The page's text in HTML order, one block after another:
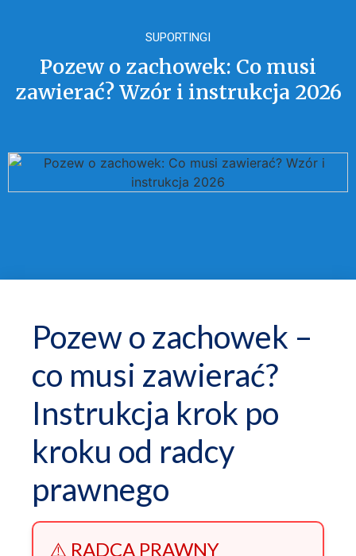
SUPORTINGI
Pozew o zachowek: Co musi
zawierać? Wzór i instrukcja 2026
Pozew o zachowek –
co musi zawierać?
Instrukcja krok po
kroku od radcy
prawnego
⚠️ RADCA PRAWNY